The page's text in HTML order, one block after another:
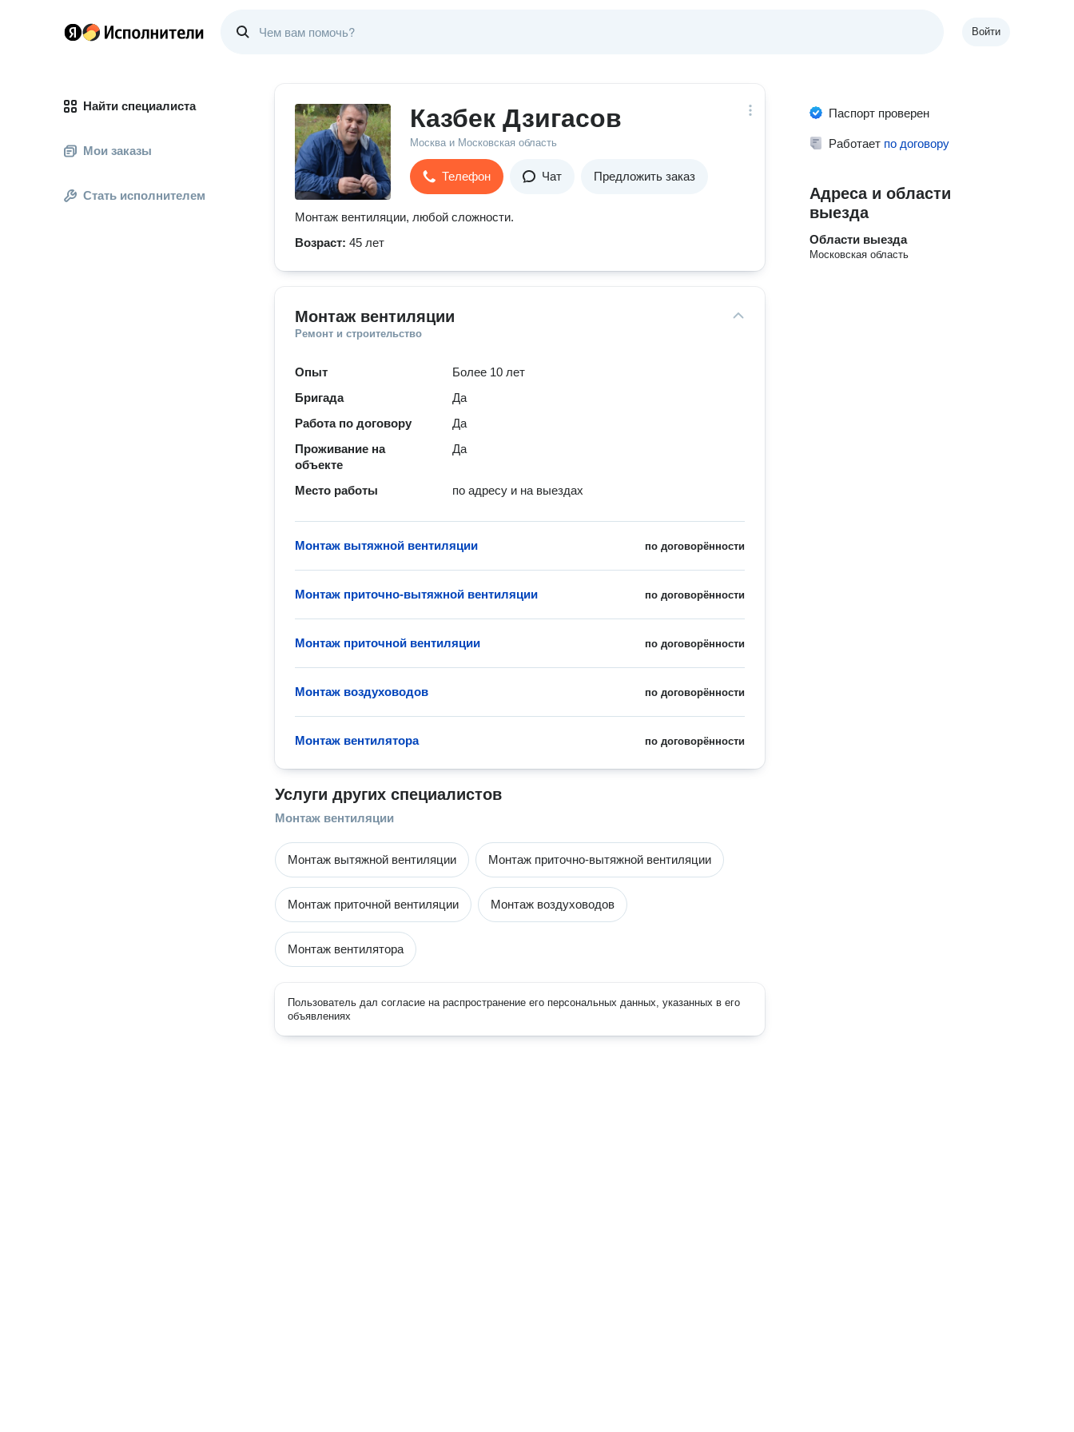
Войти
Найти специалиста
Мои заказы
Стать исполнителем
Казбек Дзигасов
Москва и Московская область
Телефон Чат Предложить заказ
Монтаж вентиляции, любой сложности.
Возраст: 45 лет
Монтаж вентиляции
Ремонт и строительство
Опыт
Более 10 лет
Бригада
Да
Работа по договору
Да
Проживание на
объекте
Да
Место работы по адресу и на выездах
по договорённости
Монтаж вытяжной вентиляции
по договорённости
Монтаж приточно-вытяжной вентиляции
по договорённости
Монтаж приточной вентиляции
по договорённости
Монтаж воздуховодов
по договорённости
Монтаж вентилятора
Услуги других специалистов
Монтаж вентиляции
Монтаж вытяжной вентиляции Монтаж приточно-вытяжной вентиляции
Монтаж приточной вентиляции Монтаж воздуховодов
Монтаж вентилятора
Пользователь дал согласие на распространение его персональных данных, указанных в его
объявлениях
Паспорт проверен
Работает по договору
Адреса и области
выезда
Области выезда
Московская область